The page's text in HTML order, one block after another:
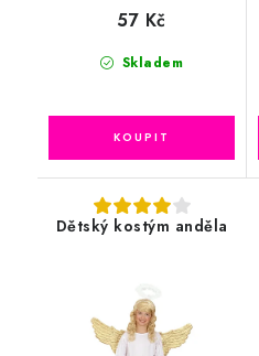
Skladem
57 Kč
Dětský kostým anděla